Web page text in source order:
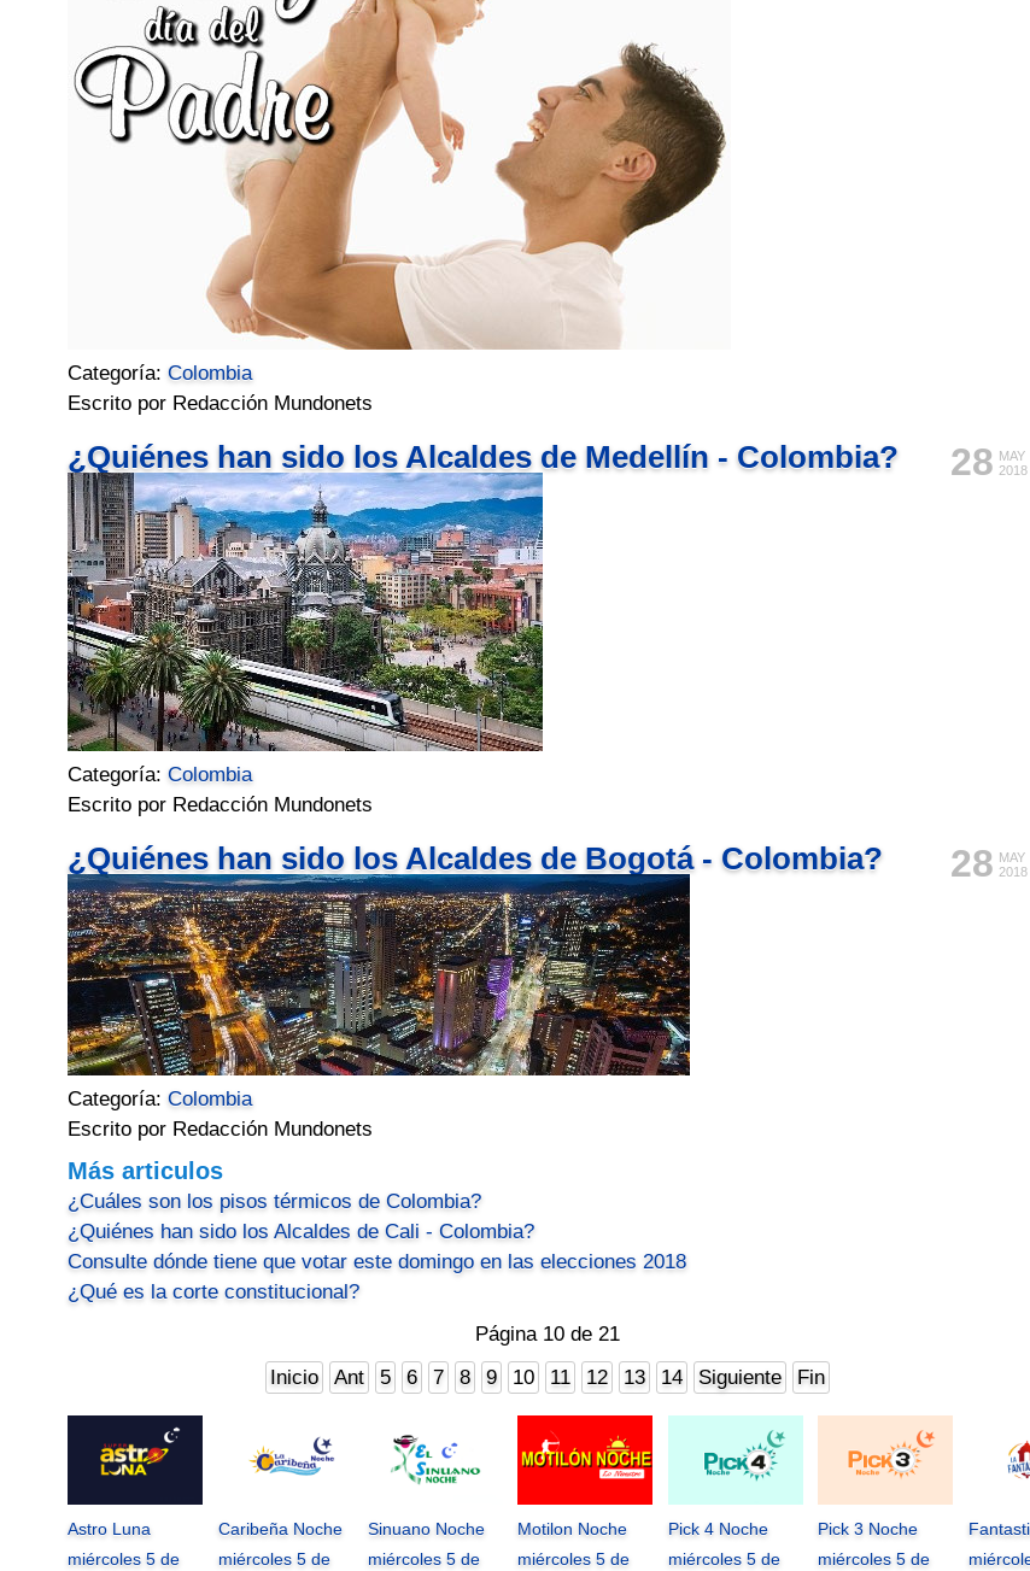
Categoría:Colombia
Escrito por Redacción Mundonets
28 MAY
2018
¿Quiénes han sido los Alcaldes de Medellín - Colombia?
Categoría:Colombia
Escrito por Redacción Mundonets
28 MAY
2018
¿Quiénes han sido los Alcaldes de Bogotá - Colombia?
Categoría:Colombia
Escrito por Redacción Mundonets
Más articulos
¿Cuáles son los pisos térmicos de Colombia?
¿Quiénes han sido los Alcaldes de Cali - Colombia?
Consulte dónde tiene que votar este domingo en las elecciones 2018
¿Qué es la corte constitucional?
Página 10 de 21
Inicio
Ant 5 6 7 8 9 10 11 12 13 14 Siguiente Fin
Astro Luna
miércoles 5 de
Caribeña Noche
miércoles 5 de
Sinuano Noche
miércoles 5 de
Motilon Noche
miércoles 5 de
Pick 4 Noche
miércoles 5 de
Pick 3 Noche
miércoles 5 de